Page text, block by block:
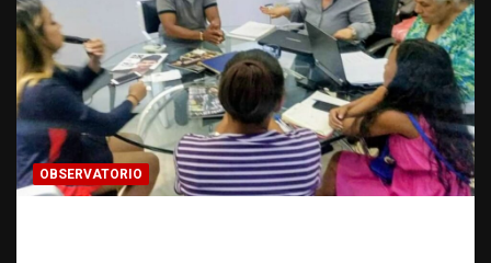
OBSERVATORIO